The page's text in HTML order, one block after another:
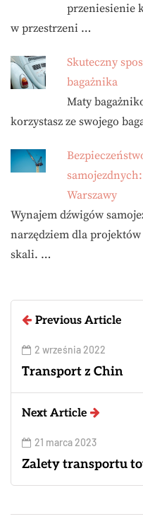
przeniesienie
w przestrzeni …
Skuteczny
bagażnika
Maty
korzystasz ze swojego
Warszawy
Wynajem dźwigów
narzędziem dla
skali. …
Previous Article
2 września 2022
Transport z Chin
Next Article
21 marca 2023
Zalety transportu